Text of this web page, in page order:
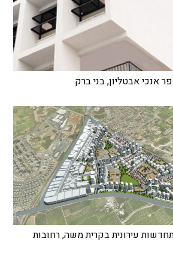
אנכי אבטליון, בני ברק
עירונית בקרית משה, רחובות